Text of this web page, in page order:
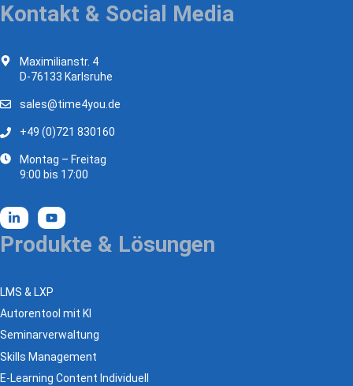
Kontakt & Social Media
Maximilianstr. 4
D-76133 Karlsruhe
sales@time4you.de
+49 (0)721 830160
Montag – Freitag
9:00 bis 17:00
Produkte & Lösungen
LMS & LXP
Autorentool mit KI
Seminarverwaltung
Skills Management
E-Learning Content Individuell